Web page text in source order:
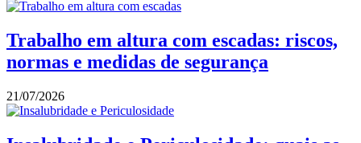
Trabalho em altura com escadas: riscos,
normas e medidas de segurança
21/07/2026